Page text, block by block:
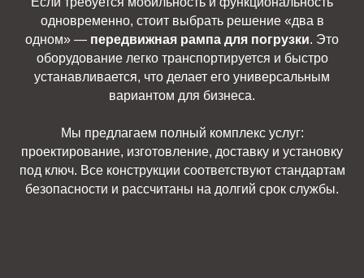
одновременно, стоит выбрать решение «два в
одном» — передвижная рампа для погрузки. Это
оборудование легко транспортируется и быстро
устанавливается, что делает его универсальным
вариантом для бизнеса.
Мы предлагаем полный комплекс услуг:
проектирование, изготовление, доставку и установку
под ключ. Все конструкции соответствуют стандартам
безопасности и рассчитаны на долгий срок службы.